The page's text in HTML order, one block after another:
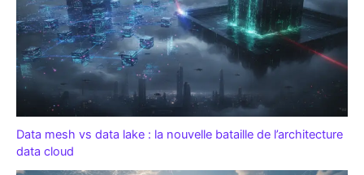
Data mesh vs data lake : la nouvelle bataille de l’architecture
data cloud